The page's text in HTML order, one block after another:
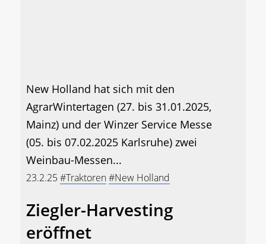
New Holland hat sich mit den
AgrarWintertagen (27. bis 31.01.2025,
Mainz) und der Winzer Service Messe
(05. bis 07.02.2025 Karlsruhe) zwei
Weinbau-Messen...
23.2.25#Traktoren#New Holland
Ziegler-Harvesting
eröffnet